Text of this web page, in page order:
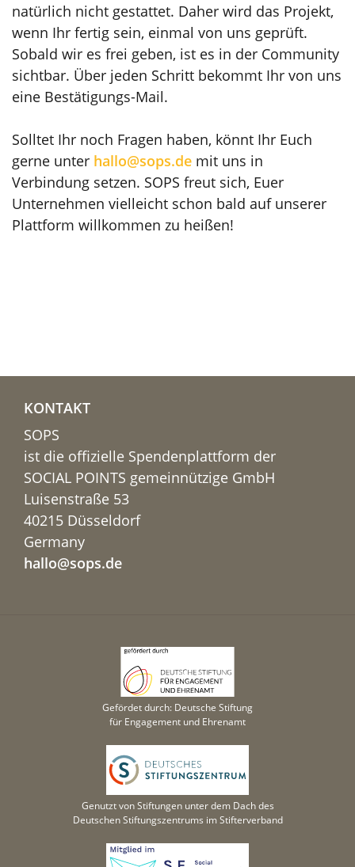
natürlich nicht gestattet. Daher wird das Projekt,
wenn Ihr fertig sein, einmal von uns geprüft.
Sobald wir es frei geben, ist es in der Community
sichtbar. Über jeden Schritt bekommt Ihr von uns
eine Bestätigungs-Mail.
Solltet Ihr noch Fragen haben, könnt Ihr Euch
gerne unter hallo@sops.de mit uns in
Verbindung setzen. SOPS freut sich, Euer
Unternehmen vielleicht schon bald auf unserer
Plattform willkommen zu heißen!
KONTAKT
SOPS
ist die offizielle Spendenplattform der
SOCIAL POINTS gemeinnützige GmbH
Luisenstraße 53
40215 Düsseldorf
Germany
hallo@sops.de
Gefördet durch: Deutsche Stiftung
für Engagement und Ehrenamt
Genutzt von Stiftungen unter dem Dach des
Deutschen Stiftungszentrums im Stifterverband